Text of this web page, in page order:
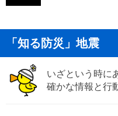
「知る防災」地震
いざという時に
確かな情報と行